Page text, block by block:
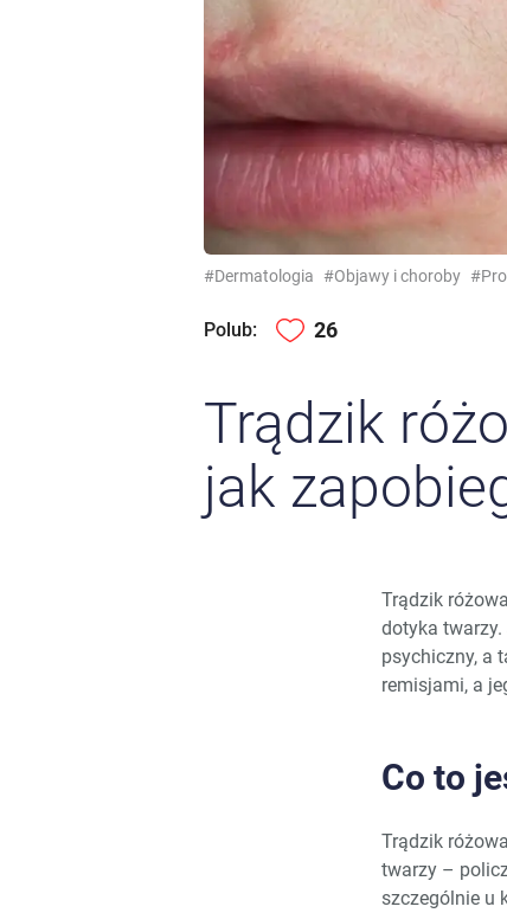
#Dermatologia #Objawy i choroby
Polub: 26
Trądzik
jak
Trądzik
dotyka
psychiczny, a
remisjami, a
Co to
Trądzik
twarzy –
szczególnie u